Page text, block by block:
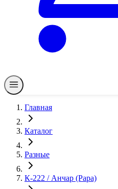
Главная
Каталог
Разные
К-222 / Анчар (Papa)